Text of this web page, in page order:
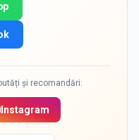
și recomandări:
Instagram